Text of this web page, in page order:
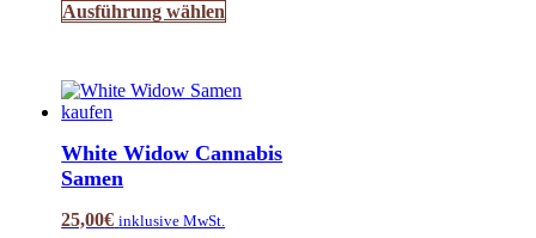
Ausführung wählen
Varianten
Optionen
der
White Widow Cannabis
Samen
25,00€ inklusive MwSt.